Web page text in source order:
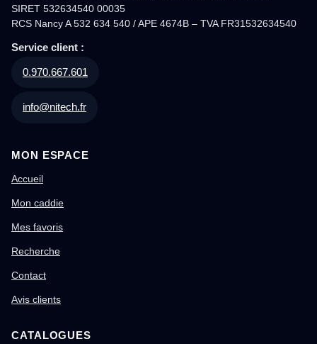
SIRET 532634540 00035
RCS Nancy A 532 634 540 / APE 4674B – TVA FR31532634540
Service client :
0.970.667.601
info@nitech.fr
MON ESPACE
Accueil
Mon caddie
Mes favoris
Recherche
Contact
Avis clients
CATALOGUES